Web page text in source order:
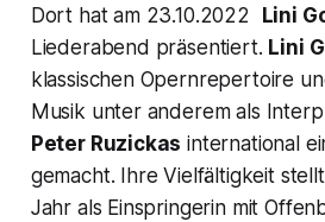
Dort hat am 23.10.2022 Lini
Liederabend präsentiert. Lini
klassischen Opernrepertoire
Musik unter anderem als
Peter Ruzickas international
gemacht. Ihre Vielfältigkeit
Jahr als Einspringerin mit